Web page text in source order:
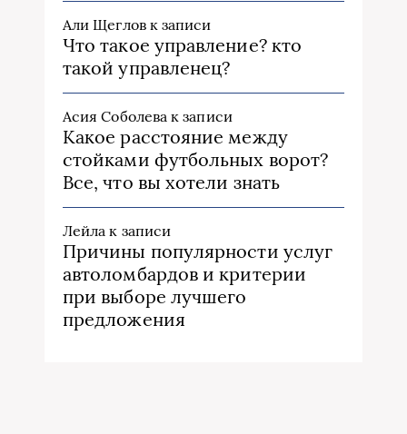
Али Щегловк записи
Что такое управление? кто
такой управленец?
Асия Соболева к записи
Какое расстояние между
стойками футбольных ворот?
Все, что вы хотели знать
Лейла к записи
Причины популярности услуг
автоломбардов и критерии
при выборе лучшего
предложения